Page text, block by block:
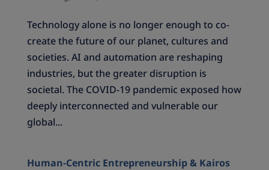
Technology alone is no longer enough to co-
create the future of our planet, cultures and
societies. AI and automation are reshaping
industries, but the greater disruption is
societal. The COVID-19 pandemic exposed how
deeply interconnected and vulnerable our
global...
Human-Centric Entrepreneurship & Kairos